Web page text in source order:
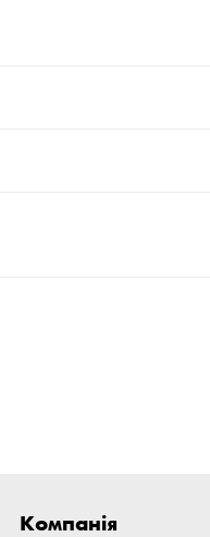
Компанія